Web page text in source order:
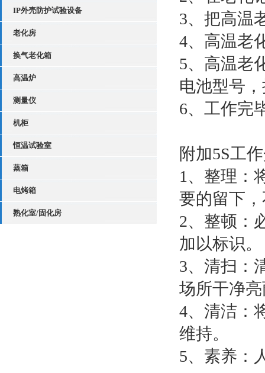
IP外壳防护试验设备
老化房
换气老化箱
高温炉
测量仪
机柜
恒温试验室
蒸箱
电烤箱
熟化室/固化房
3、把高温
4、高温老
5、高温老
电池型号
6、工作完
附加5S工
1、整理：
要的留下
2、整顿：
加以标识。
3、清扫：
场所干净
4、清洁：
维持。
5、素养：